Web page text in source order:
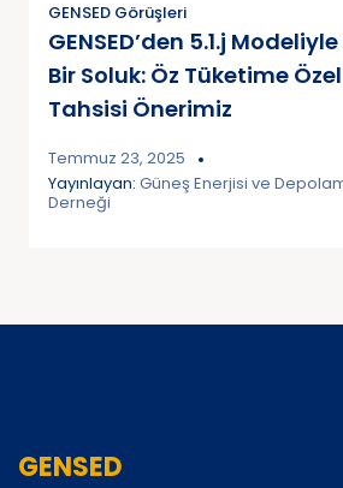
GENSED Görüşleri
GENSED’den 5.1.j
Bir Soluk: Öz Tüketime
Tahsisi Önerimiz
Temmuz 23, 2025
Yayınlayan: Güneş Enerjisi ve
Derneği
GENSED